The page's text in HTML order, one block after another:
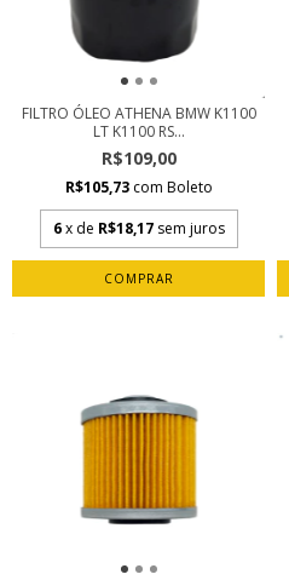
FILTRO ÓLEO ATHENA BMW K1100
LT K1100 RS...
R$109,00
R$105,73 com Boleto
6 x de R$18,17 sem juros